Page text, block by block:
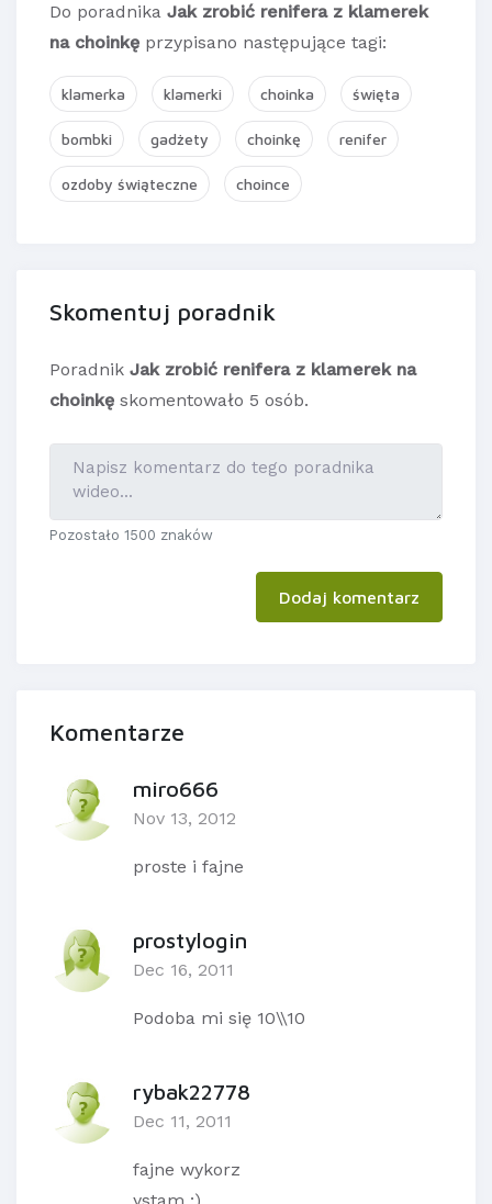
Do poradnika Jak zrobić renifera z klamerek
na choinkę przypisano następujące tagi:
klamerka klamerki choinka święta
bombki gadżety choinkę renifer
ozdoby świąteczne choince
Skomentuj poradnik
Poradnik Jak zrobić renifera z klamerek na
choinkę skomentowało 5 osób.
Pozostało 1500 znaków
Dodaj komentarz
Komentarze
miro666
Nov 13, 2012
proste i fajne
prostylogin
Dec 16, 2011
Podoba mi się 10\\10
rybak22778
Dec 11, 2011
fajne wykorz